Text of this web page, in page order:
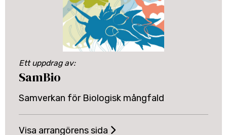
Ett uppdrag av:
SamBio
Samverkan för Biologisk mångfald
Visa arrangörens sida